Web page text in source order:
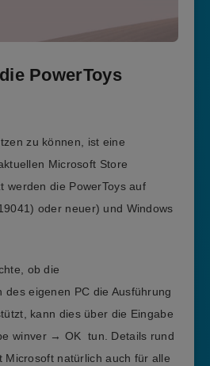
PowerToys
zu können, ist eine
Microsoft Store
werden die PowerToys auf
oder neuer) und Windows
ob die
des eigenen PC die Ausführung
kann dies über die Eingabe
winver → OK tun. Details rund
Microsoft natürlich auch für alle